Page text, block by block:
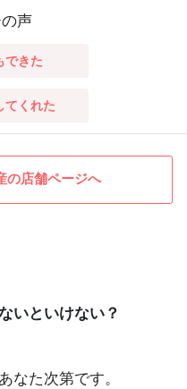
声
できた
てくれた
の店舗ページへ
いといけない？
なた次第です。